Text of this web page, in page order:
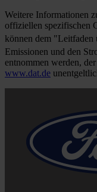
Weitere Informationen
offiziellen spezifischen
können dem
Emissionen und den
entnommen werden,
www.dat.de